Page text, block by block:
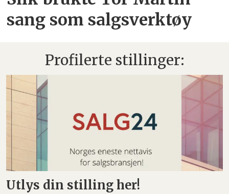
sang som salgsverktøy
Profilerte stillinger:
Utlys din stilling her!